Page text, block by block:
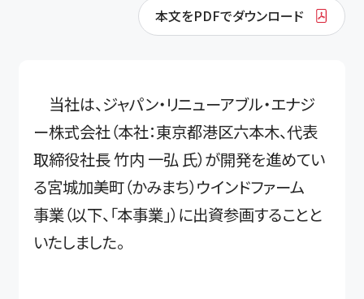
本文をPDFでダウンロード
当社は、ジャパン・リニューアブル・エナジ
ー株式会社（本社：東京都港区六本木、代表
取締役社長 竹内 一弘 氏）が開発を進めてい
る宮城加美町（かみまち）ウインドファーム
事業（以下、「本事業」）に出資参画することと
いたしました。